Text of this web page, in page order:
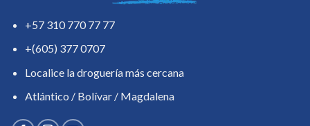
+57 310 770 77 77
+(605) 377 0707
Localice la droguería más cercana
Atlántico / Bolívar / Magdalena